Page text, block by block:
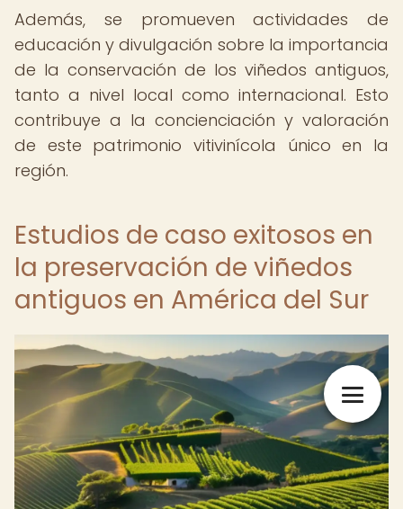
Además, se promueven actividades de
educación y divulgación sobre la importancia
de la conservación de los viñedos antiguos,
tanto a nivel local como internacional. Esto
contribuye a la concienciación y valoración
de este patrimonio vitivinícola único en la
región.
Estudios de caso exitosos en
la preservación de viñedos
antiguos en América del Sur